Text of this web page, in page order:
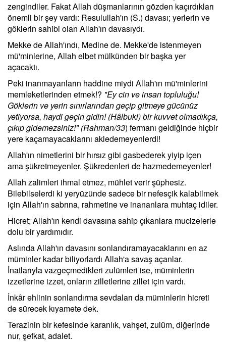
zengindiler. Fakat Allah düşmanlarının gözden kaçırdıkları
önemli bir şey vardı: Resulullah'ın (S.) davası; yerlerin ve
göklerin sahibi olan Allah'ın davasıydı.
Mekke de Allah'ındı, Medine de. Mekke'de istenmeyen
mü'minlerine, Allah elbet mülkünden bir başka yer
açacaktı.
Peki inanmayanların haddine miydi Allah'ın mü'minlerini
memleketlerinden etmek!? "Ey cin ve insan topluluğu!
Göklerin ve yerin sınırlarından geçip gitmeye gücünüz
yetiyorsa, haydi geçin gidin! (Hâlbuki) bir kuvvet olmadıkça,
çıkıp gidemezsiniz!" (Rahman/33) fermanı geldiğinde hiçbir
yere kaçamayacaklarını akledemeyenlerdi!
Allah'ın nimetlerini bir hırsız gibi gasbederek yiyip içen
ama şükretmeyenler. Şükredenleri de hazmedemeyenler!
Allah zalimleri ihmal etmez, mühlet verir şüphesiz.
Bilebilselerdi ki yeryüzünde sadece bir nefesçik kalabilmek
için Allah'ın sabrına, rahmetine ve inananlara muhtaç idiler.
Hicret; Allah'ın kendi davasına sahip çıkanlara mucizelerle
dolu bir yardımıdır.
Aslında Allah'ın davasını sonlandıramayacaklarını en az
müminler kadar biliyorlardı Allah'a savaş açanlar.
İnatlarıyla vazgeçmedikleri zulümleri ise, müminlerin
izzetlerine izzet, onların zilletlerine zillet için vardı.
İnkâr ehlinin sonlandırma sevdaları da müminlerin hicreti
de sürecek kıyamete dek.
Terazinin bir kefesinde karanlık, vahşet, zulüm, diğerinde
nur, şefkat, adalet.